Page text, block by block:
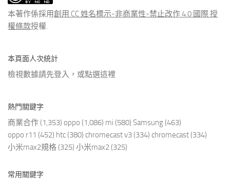
章
本著作係採用創用 CC 姓名標示-非商業性-禁止改作 4.0 國際 授
權條款授權.
本頁面人次統計
檢視數據請先登入，或點選這裡
熱門關鍵字
商業合作 (1,353) oppo (1,086) mi (580) Samsung (463)
oppo r11 (452) htc (380) chromecast v3 (334) chromecast (334)
小米max2規格 (325) 小米max2 (325)
常用關鍵字